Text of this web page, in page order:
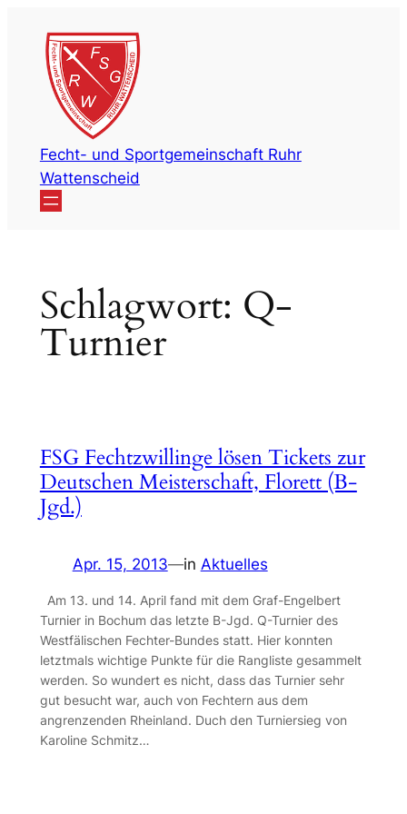
Inhalt
springen
Fecht- und Sportgemeinschaft Ruhr
Wattenscheid
Schlagwort: Q-
Turnier
FSG Fechtzwillinge lösen Tickets zur
Deutschen Meisterschaft, Florett (B-
Jgd.)
Apr. 15, 2013—in Aktuelles
Am 13. und 14. April fand mit dem Graf-Engelbert
Turnier in Bochum das letzte B-Jgd. Q-Turnier des
Westfälischen Fechter-Bundes statt. Hier konnten
letztmals wichtige Punkte für die Rangliste gesammelt
werden. So wundert es nicht, dass das Turnier sehr
gut besucht war, auch von Fechtern aus dem
angrenzenden Rheinland. Duch den Turniersieg von
Karoline Schmitz…